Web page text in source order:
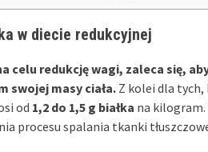
w diecie redukcyjnej
celu redukcję wagi, zaleca się,
swojej masy ciała.Z kolei dla tych,
od 1,2 do 1,5 g białka na kilogram.
procesu spalania tkanki